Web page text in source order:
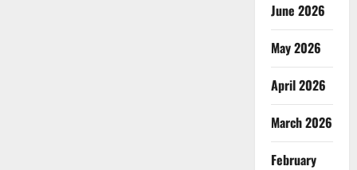
June 2026
May 2026
April 2026
March 2026
February